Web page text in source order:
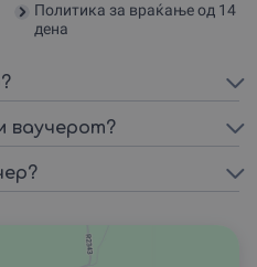
Политика за враќање од 14
дена
ваучерот?